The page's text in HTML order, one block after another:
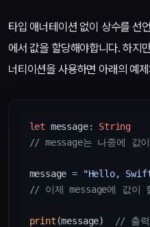
타입 애너테이션 없이 상수를 선
에서 값을 할당해야합니다. 하지
너티이션을 사용하면 아래의 예
let message: String
// message는 나중에 값
message =
"Hello,
// 이제 message에 값이
print (message) // 출